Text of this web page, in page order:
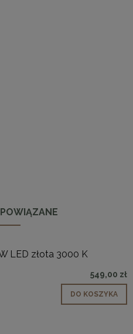
LED złota 3000 K
549,00 zł
DO KOSZYKA